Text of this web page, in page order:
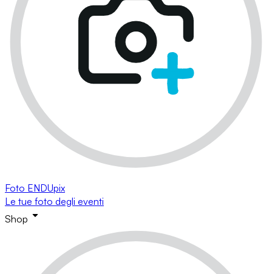
Foto ENDUpix
Le tue foto degli eventi
Shop